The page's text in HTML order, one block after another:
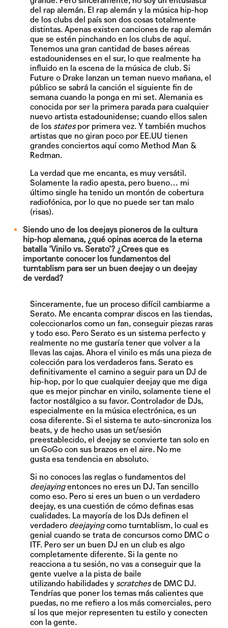
del rap alemán. El rap alemán y la música hip-hop
de los clubs del país son dos cosas totalmente
distintas. Apenas existen canciones de rap alemán
que se estén pinchando en los clubs de aquí.
Tenemos una gran cantidad de bases aéreas
estadounidenses en el sur, lo que realmente ha
influido en la escena de la música de club. Si
Future o Drake lanzan un teman nuevo mañana, el
público se sabrá la canción el siguiente fin de
semana cuando la ponga en mi set. Alemania es
conocida por ser la primera parada para cualquier
nuevo artista estadounidense; cuando ellos salen
de los statespor primera vez. Y también muchos
artistas que no giran poco por EE.UU tienen
grandes conciertos aquí como Method Man &
Redman.
La verdad que me encanta, es muy versátil.
Solamente la radio apesta, pero bueno… mi
último single ha tenido un montón de cobertura
radiofónica, por lo que no puede ser tan malo
(risas).
Siendo uno de los deejays pioneros de la cultura
hip-hop alemana, ¿qué opinas acerca de la eterna
batalla ‘Vinilo vs. Serato’? ¿Crees que es
importante conocer los fundamentos del
turntablism para ser un buen deejay o un deejay
de verdad?
Sinceramente, fue un proceso difícil cambiarme a
Serato. Me encanta comprar discos en las tiendas,
coleccionarlos como un fan, conseguir piezas raras
y todo eso. Pero Serato es un sistema perfecto y
realmente no me gustaría tener que volver a la
llevas las cajas. Ahora el vinilo es más una pieza de
colección para los verdaderos fans. Serato es
definitivamente el camino a seguir para un DJ de
hip-hop, por lo que cualquier deejay que me diga
que es mejor pinchar en vinilo, solamente tiene el
factor nostálgico a su favor. Controlador de DJs,
especialmente en la música electrónica, es un
cosa diferente. Si el sistema te auto-sincroniza los
beats, y de hecho usas un set/sesión
preestablecido, el deejay se convierte tan solo en
un GoGo con sus brazos en el aire. No me
gusta esa tendencia en absoluto.
Si no conoces las reglas o fundamentos del
deejayingentonces no eres un DJ. Tan sencillo
como eso. Pero si eres un buen o un verdadero
deejay, es una cuestión de cómo definas esas
cualidades. La mayoría de los DJs definen el
verdadero deejayingcomo turntablism, lo cual es
genial cuando se trata de concursos como DMC o
ITF. Pero ser un buen DJ en un club es algo
completamente diferente. Si la gente no
reacciona a tu sesión, no vas a conseguir que la
gente vuelve a la pista de baile
utilizando habilidades y scratchesde DMC DJ.
Tendrías que poner los temas más calientes que
puedas, no me refiero a los más comerciales, pero
sí los que mejor representen tu estilo y conecten
con la gente.